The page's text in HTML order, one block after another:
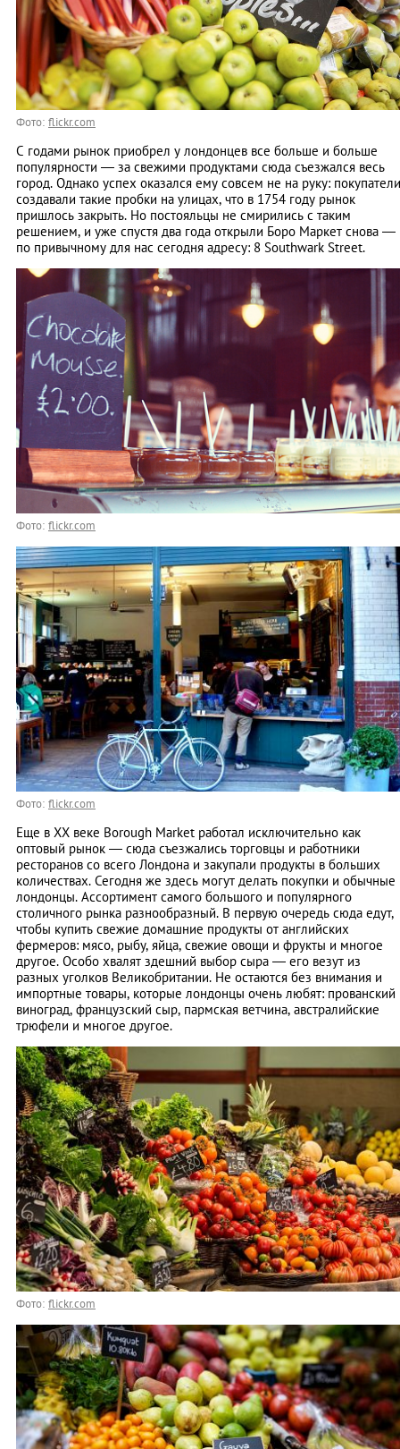
Фото: flickr.com
С годами рынок приобрел у лондонцев все больше и больше
популярности — за свежими продуктами сюда съезжался весь
город. Однако успех оказался ему совсем не на руку: покупатели
создавали такие пробки на улицах, что в 1754 году рынок
пришлось закрыть. Но постояльцы не смирились с таким
решением, и уже спустя два года открыли Боро Маркет снова —
по привычному для нас сегодня адресу: 8 Southwark Street.
Фото: flickr.com
Фото: flickr.com
Еще в ХХ веке Borough Market работал исключительно как
оптовый рынок — сюда съезжались торговцы и работники
ресторанов со всего Лондона и закупали продукты в больших
количествах. Сегодня же здесь могут делать покупки и обычные
лондонцы. Ассортимент самого большого и популярного
столичного рынка разнообразный. В первую очередь сюда едут,
чтобы купить свежие домашние продукты от английских
фермеров: мясо, рыбу, яйца, свежие овощи и фрукты и многое
другое. Особо хвалят здешний выбор сыра — его везут из
разных уголков Великобритании. Не остаются без внимания и
импортные товары, которые лондонцы очень любят: прованский
виноград, французский сыр, пармская ветчина, австралийские
трюфели и многое другое.
Фото: flickr.com